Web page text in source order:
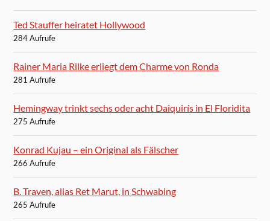
Ted Stauffer heiratet Hollywood
284 Aufrufe
Rainer Maria Rilke erliegt dem Charme von Ronda
281 Aufrufe
Hemingway trinkt sechs oder acht Daiquirís in El Floridita
275 Aufrufe
Konrad Kujau – ein Original als Fälscher
266 Aufrufe
B. Traven, alias Ret Marut, in Schwabing
265 Aufrufe